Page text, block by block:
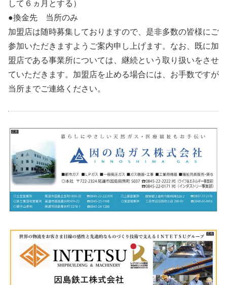
して６ヵ月とする）
●換金先 当所のみ
加盟店は随時募集しておりますので、是非多数の皆様にご
参加いただきますようご案内申し上げます。なお、既に加
盟店である事業所については、継続という取り扱いをさせ
ていただきます。加盟店を止める場合には、お手数ですが
当所までご連絡ください。